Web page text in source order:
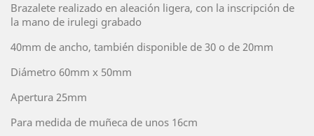
Brazalete realizado en aleación ligera, con la inscripción de
la mano de irulegi grabado
40mm de ancho, también disponible de 30 o de 20mm
Diámetro 60mm x 50mm
Apertura 25mm
Para medida de muñeca de unos 16cm